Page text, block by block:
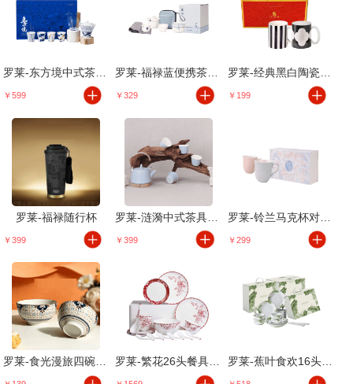
￥599 ￥329 ￥199
罗莱-福禄随行杯
￥399 ￥399
罗莱-铃兰马克杯对杯礼盒
￥299
罗莱-食光漫旅四碗套组 罗莱-繁花26头餐具礼盒 罗莱-蕉叶食欢16头餐具礼盒